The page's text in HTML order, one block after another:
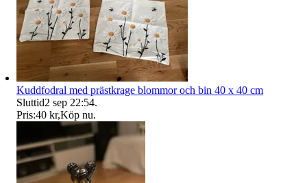
Kuddfodral med prästkrage blommor och bin 40 x 40 cm
Sluttid2 sep 22:54.
Pris:40 kr,Köp nu.